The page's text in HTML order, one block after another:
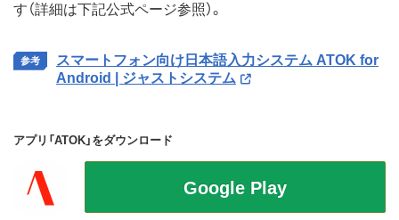
す（詳細は下記公式ページ参照）。
スマートフォン向け日本語入力システム ATOK for
Android | ジャストシステム
アプリ「ATOK」をダウンロード